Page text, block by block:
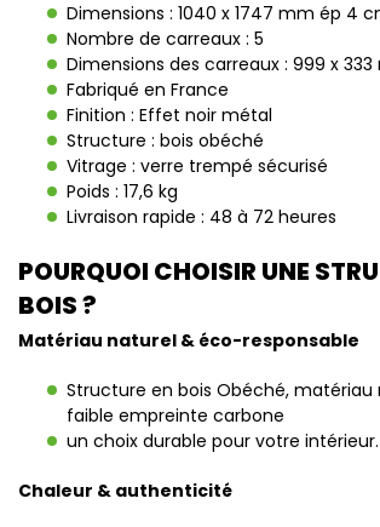
Dimensions : 1040 x 1747 mm ép 4
Nombre de carreaux : 5
Dimensions des carreaux : 999 x
Fabriqué en France
Finition : Effet noir métal
Structure : bois obéché
Vitrage : verre trempé sécurisé
Poids : 17,6 kg
Livraison rapide : 48 à 72 heures
POURQUOI CHOISIR UNE
BOIS ?
Matériau naturel & éco-responsable
Structure en bois Obéché, matériau
faible empreinte carbone
un choix durable pour votre intérieur.
Chaleur & authenticité